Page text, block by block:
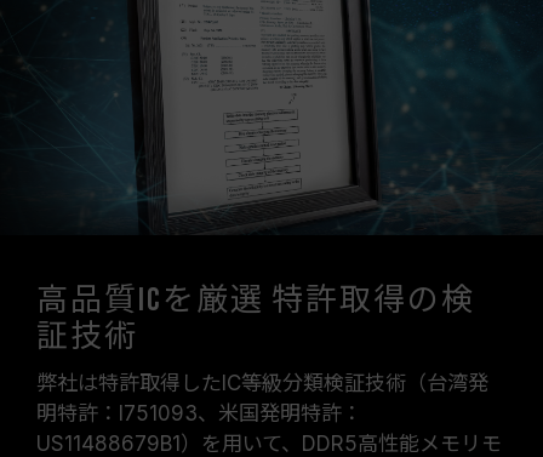
高品質ICを厳選 特許取得の検
証技術
弊社は特許取得したIC等級分類検証技術（台湾発
明特許：I751093、米国発明特許：
US11488679B1）を用いて、DDR5高性能メモリモ